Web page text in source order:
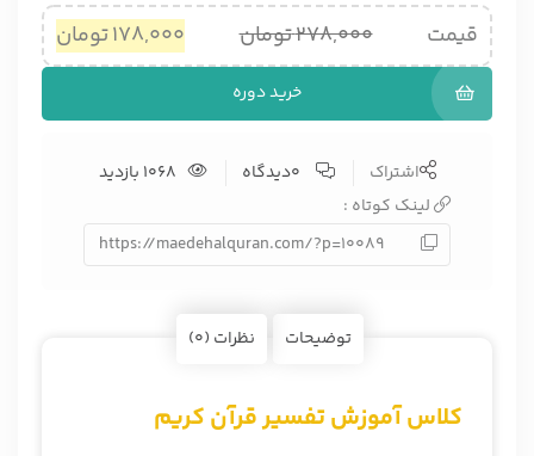
قیمت 278,000تومان 178,000تومان
خرید دوره
اشتراک 0دیدگاه
1068 بازدید
لینک کوتاه :
https://maedehalquran.com/?p=10089
توضیحات نظرات (0)
کلاس آموزش تفسیر قرآن کریم